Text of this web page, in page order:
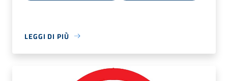
LEGGI DI PIÙ